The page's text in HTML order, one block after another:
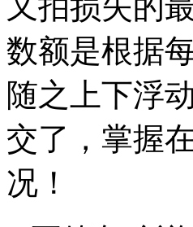
又拍损失的
数额是根据
随之上下浮
交了，掌握
况！